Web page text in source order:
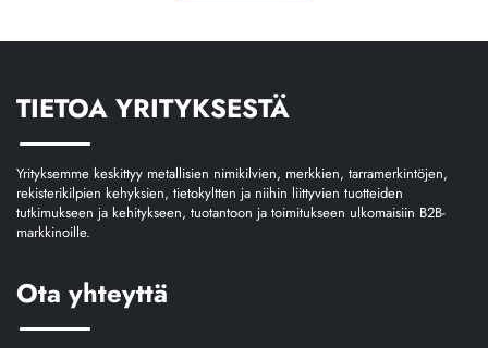
TIETOA YRITYKSESTÄ
Yrityksemme keskittyy metallisien nimikilvien, merkkien, tarramerkintöjen,
rekisterikilpien kehyksien, tietokyltten ja niihin liittyvien tuotteiden
tutkimukseen ja kehitykseen, tuotantoon ja toimitukseen ulkomaisiin B2B-
markkinoille.
Ota yhteyttä